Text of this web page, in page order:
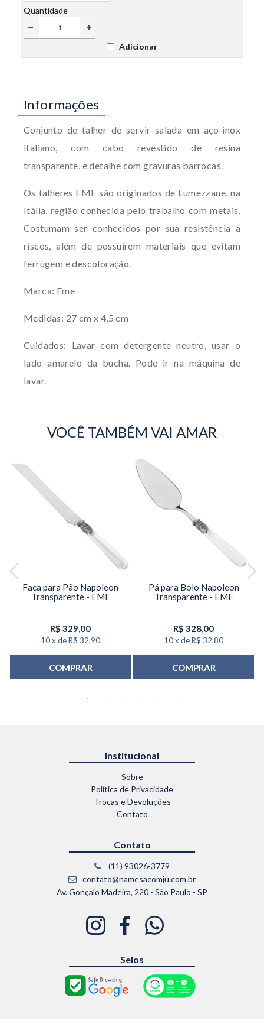
Quantidade
Adicionar
Informações
Conjunto de talher de servir salada em aço-inox
italiano, com cabo revestido de resina
transparente, e detalhe com gravuras barrocas.
Os talheres EME são originados de Lumezzane, na
Itália, região conhecida pelo trabalho com metais.
Costumam ser conhecidos por sua resistência a
riscos, além de possuírem materiais que evitam
ferrugem e descoloração.
Marca: Eme
Medidas: 27 cm x 4,5 cm
Cuidados: Lavar com detergente neutro, usar o
lado amarelo da bucha. Pode ir na máquina de
lavar.
VOCÊ TAMBÉM VAI AMAR
Faca para Pão Napoleon
Transparente - EME
R$ 329,00
10x deR$ 32,90
COMPRAR
Pá para Bolo Napoleon
Transparente - EME
R$ 328,00
10x deR$ 32,80
COMPRAR
Institucional
Sobre
Política de Privacidade
Trocas e Devoluções
Contato
Contato
(11) 93026-3779
contato@namesacomju.com.br
Av. Gonçalo Madeira, 220 - São Paulo - SP
Selos